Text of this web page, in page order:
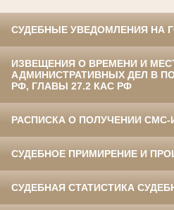
СУДЕБНЫЕ УВЕДОМЛЕНИЯ НА
ИЗВЕЩЕНИЯ О ВРЕМЕНИ И
АДМИНИСТРАТИВНЫХ ДЕЛ В
РФ, ГЛАВЫ 27.2 КАС РФ
РАСПИСКА О ПОЛУЧЕНИИ
СУДЕБНОЕ ПРИМИРЕНИЕ И
СУДЕБНАЯ СТАТИСТИКА